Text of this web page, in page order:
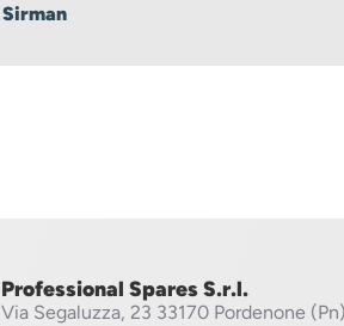
Sirman
Professional Spares S.r.l.
Via Segaluzza, 23 33170 Pordenone